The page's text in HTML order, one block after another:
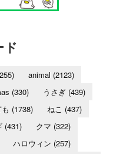
ド
animal (2123)
(330) うさぎ (439)
(1738) ねこ (437)
(431) クマ (322)
ハロウィン (257)